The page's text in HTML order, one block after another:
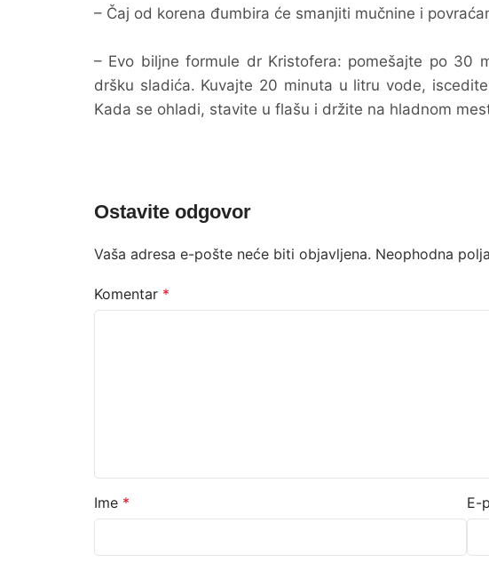
– Čaj od korena đumbira će smanjiti mučnine i
– Evo biljne formule dr Kristofera: pomešajte po 30
dršku sladića. Kuvajte 20 minuta u litru vode,
Kada se ohladi, stavite u flašu i držite na hladnom
Ostavite odgovor
Vaša adresa e-pošte neće biti objavljena. Neophodna
Komentar *
Ime * E-